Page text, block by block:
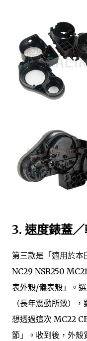
3. 速度錶蓋
第三款是「適用於本
NC29 NSR250
表外殼/儀表殼」。
（長年震動所致）
想透過這次 MC22
節」。收到後，外